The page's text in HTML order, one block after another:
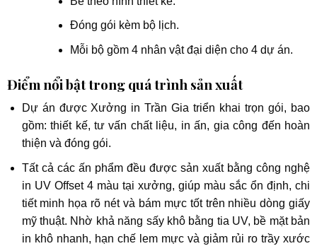
Đóng gói kèm bộ lịch.
Mỗi bộ gồm 4 nhân vật đại diện cho 4 dự án.
Điểm nổi bật trong quá trình sản xuất
Dự án được Xưởng in Trần Gia triển khai trọn gói, bao
gồm: thiết kế, tư vấn chất liệu, in ấn, gia công đến hoàn
thiện và đóng gói.
Tất cả các ấn phẩm đều được sản xuất bằng công nghệ
in UV Offset 4 màu tại xưởng, giúp màu sắc ổn định, chi
tiết minh họa rõ nét và bám mực tốt trên nhiều dòng giấy
mỹ thuật. Nhờ khả năng sấy khô bằng tia UV, bề mặt bản
in khô nhanh, hạn chế lem mực và giảm rủi ro trầy xước